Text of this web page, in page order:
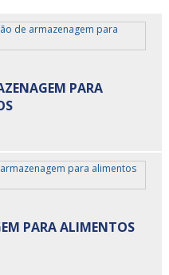
preço
são paulo
valorPARA
PARA ALIMENTOS